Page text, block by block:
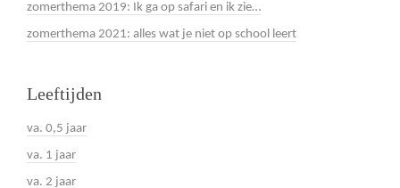
zomerthema 2019: Ik ga op safari en ik zie…
zomerthema 2021: alles wat je niet op school leert
Leeftijden
va. 0,5 jaar
va. 1 jaar
va. 2 jaar